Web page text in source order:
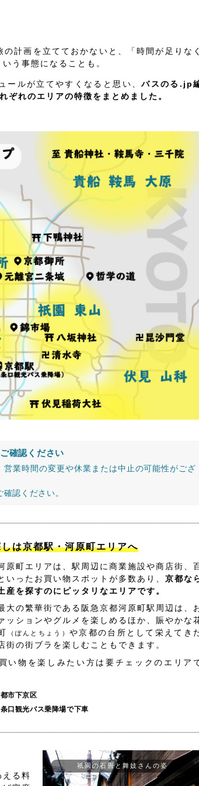
計画を立てておかないと、「時間が足りな
う事態になることも。
ールが立てやすくなると思い、バスのる.jp
ぞれのエリアの特徴をまとめました。
確認ください
業時間の変更や休業または中止の可能性がござ
認ください。
は京都駅・河原町エリアへ
原町エリアは、駅周辺に商業施設や商店街、
いったお買い物スポットが多数あり、 京都な
産を探すのにピッタリなエリアです。
大の繁華街である阪急京都河原町駅周辺は、
ッションやグルメを楽しめるほか、賑やかな
（ぽんとちょう）や京都の台所として栄えてき
街の街ブラを楽しむこともできます。
い物を楽しみたい方は要チェックのエリア
市下京区
口観光バス乗降場で下車
る料
祇園の石畳と舞妓さんの姿